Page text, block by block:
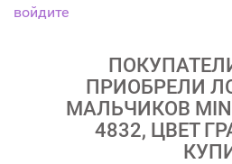
войдите
ПРИОБРЕЛИ
МАЛЬЧИКОВ
4832, ЦВЕТ